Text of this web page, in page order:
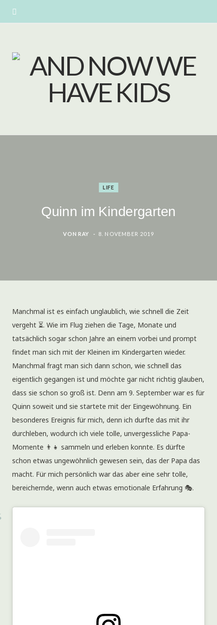
LIFE
Quinn im Kindergarten
VON RAY 8. NOVEMBER 2019
Manchmal ist es einfach unglaublich, wie schnell die Zeit
vergeht ⏳. Wie im Flug ziehen die Tage, Monate und
tatsächlich sogar schon Jahre an einem vorbei und prompt
findet man sich mit der Kleinen im Kindergarten wieder.
Manchmal fragt man sich dann schon, wie schnell das
eigentlich gegangen ist und möchte gar nicht richtig glauben,
dass sie schon so groß ist. Denn am 9. September war es für
Quinn soweit und sie startete mit der Eingewöhnung. Ein
besonderes Ereignis für mich, denn ich durfte das mit ihr
durchleben, wodurch ich viele tolle, unvergessliche Papa-
Momente 👨‍👧 sammeln und erleben konnte. Es dürfte
schon etwas ungewöhnlich gewesen sein, das der Papa das
macht. Für mich persönlich war das aber eine sehr tolle,
bereichernde, wenn auch etwas emotionale Erfahrung 🎭.